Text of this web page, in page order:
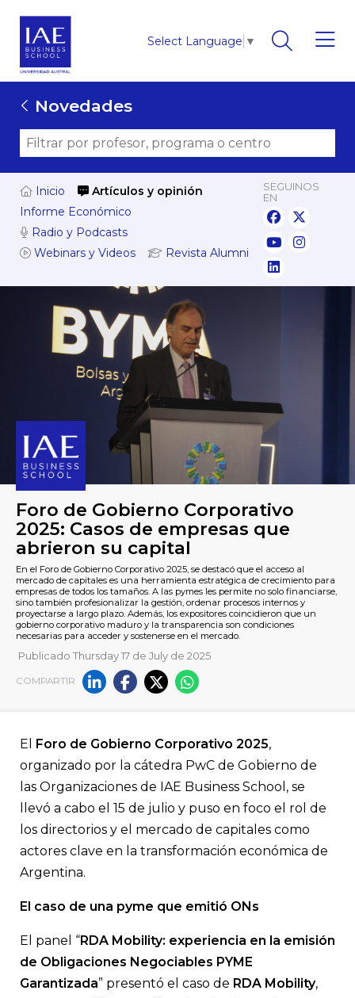
Select Language ▼
Novedades
Inicio
Artículos y opinión
Informe Económico
Radio y Podcasts
Webinars y Videos
Revista Alumni
SEGUINOS
EN
Foro de Gobierno
2025: Casos de empresas
abrieron su capital
empresas de todos los tamaños. A las pymes les permite no
sino también profesionalizar la gestión, ordenar procesos
proyectarse a largo plazo. Además, los expositores
gobierno corporativo maduro y la transparencia son
necesarias para acceder y sostenerse en el mercado.
Publicado Thursday 17 de July de 2025
COMPARTIR
El Foro de Gobierno Corporativo 2025,
organizado por la cátedra PwC de Gobierno de
las Organizaciones de IAE Business School, se
llevó a cabo el 15 de julio y puso en foco el rol de
los directorios y el mercado de capitales como
actores clave en la transformación económica de
Argentina.
El caso de una pyme que emitió ONs
El panel “RDA Mobility: experiencia en la emisión
de Obligaciones Negociables PYME
Garantizada” presentó el caso de RDA Mobility,